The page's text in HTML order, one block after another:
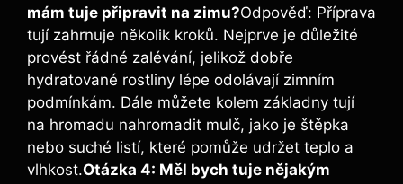
mám tuje připravit na zimu?Odpověď: Příprava
tují zahrnuje několik kroků. Nejprve je důležité
provést řádné zalévání, jelikož dobře
hydratované rostliny lépe odolávají zimním
podmínkám. Dále můžete kolem základny tují
na hromadu nahromadit mulč, jako je štěpka
nebo suché listí, které pomůže udržet teplo a
vlhkost.Otázka 4: Měl bych tuje nějakým